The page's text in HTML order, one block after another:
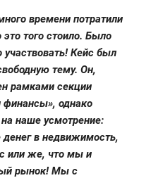
времени потратили
это того стоило. Было
участвовать! Кейс был
тему. Он,
рамками секции
однако
наше усмотрение:
в недвижимость,
или же, что мы и
рынок! Мы с